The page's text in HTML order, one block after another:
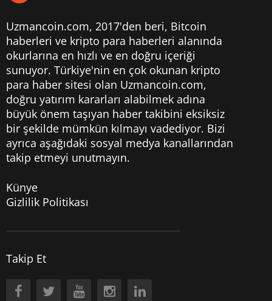
Uzmancoin.com, 2017'den beri, Bitcoin
haberleri ve kripto para haberleri alanında
okurlarına en hızlı ve en doğru içeriği
sunuyor. Türkiye'nin en çok okunan kripto
para haber sitesi olan Uzmancoin.com,
doğru yatırım kararları alabilmek adına
büyük önem taşıyan haber takibini eksiksiz
bir şekilde mümkün kılmayı vadediyor. Bizi
ayrıca aşağıdaki sosyal medya kanallarından
takip etmeyi unutmayın.
Künye
Gizlilik Politikası
Takip Et